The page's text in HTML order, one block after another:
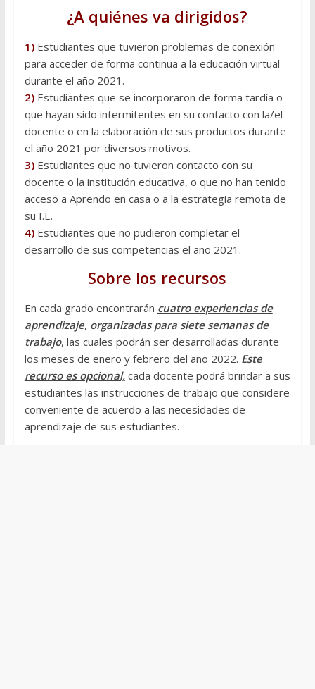
¿A quiénes va dirigidos?
1) Estudiantes que tuvieron problemas de conexión
para acceder de forma continua a la educación virtual
durante el año 2021.
2)Estudiantes que se incorporaron de forma tardía o
que hayan sido intermitentes en su contacto con la/el
docente o en la elaboración de sus productos durante
el año 2021 por diversos motivos.
3)Estudiantes que no tuvieron contacto con su
docente o la institución educativa, o que no han tenido
acceso a Aprendo en casa o a la estrategia remota de
su I.E.
4) Estudiantes que no pudieron completar el
desarrollo de sus competencias el año 2021.
Sobre los recursos
En cada grado encontrarán cuatro experiencias de
aprendizaje, organizadas para siete semanas de
trabajo, las cuales podrán ser desarrolladas durante
los meses de enero y febrero del año 2022. Este
recurso es opcional,cada docente podrá brindar a sus
estudiantes las instrucciones de trabajo que considere
conveniente de acuerdo a las necesidades de
aprendizaje de sus estudiantes.